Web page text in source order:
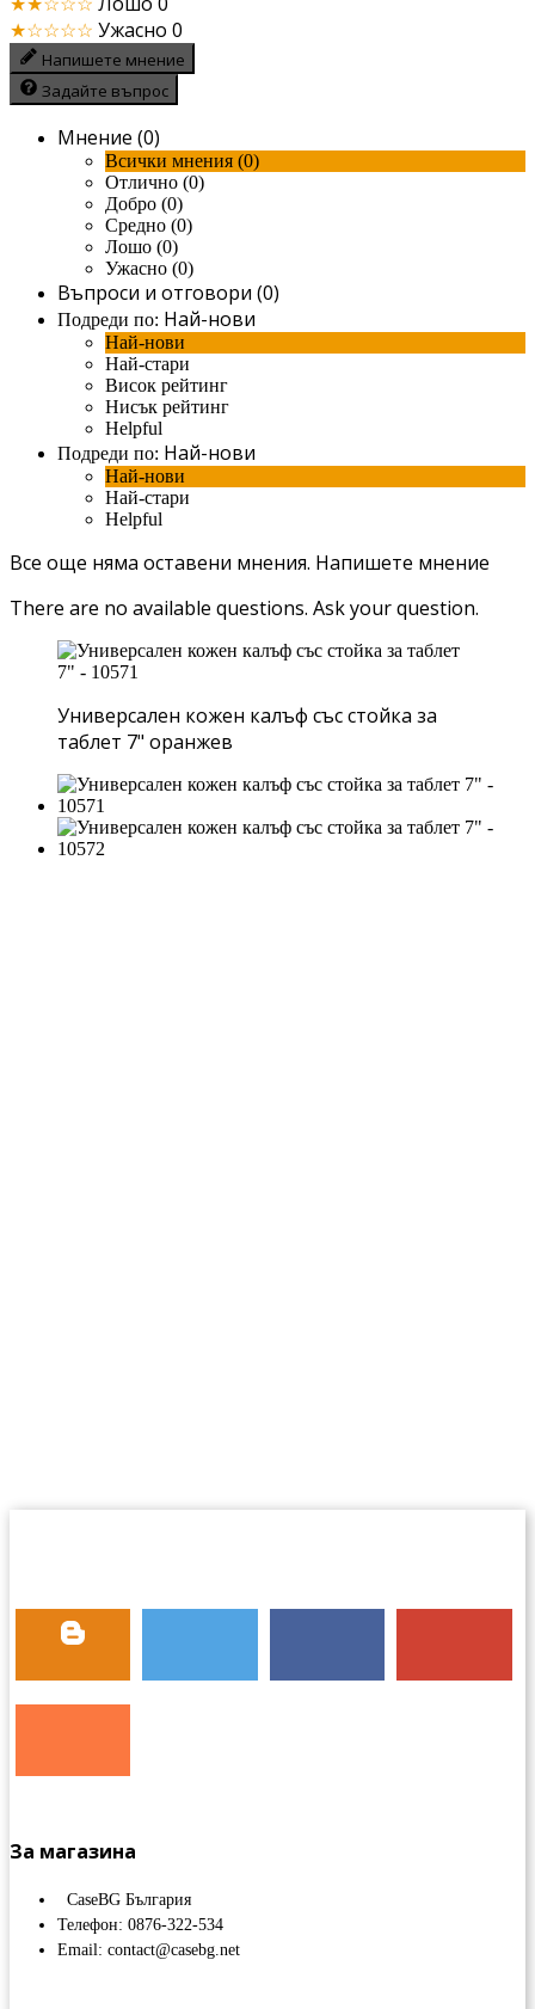
★☆☆☆☆ Ужасно 0
Напишете мнение
Задайте въпрос
Мнение (0)
Всички мнения (0)
Отлично (0)
Добро (0)
Средно (0)
Лошо (0)
Ужасно (0)
Въпроси и отговори (0)
Подреди по: Най-нови
Най-нови
Най-стари
Висок рейтинг
Нисък рейтинг
Helpful
Подреди по: Най-нови
Най-нови
Най-стари
Helpful
Все още няма оставени мнения. Напишете мнение
There are no available questions. Ask your question.
Универсален кожен калъф със стойка за
таблет 7" оранжев
За магазина
CaseBG България
Телефон: 0876-322-534
Email: contact@casebg.net